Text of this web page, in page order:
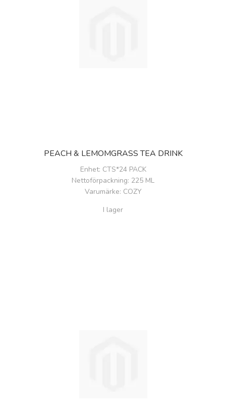
PEACH & LEMOMGRASS TEA DRINK
Enhet: CTS*24 PACK
Nettoförpackning: 225 ML
Varumärke: COZY
I lager